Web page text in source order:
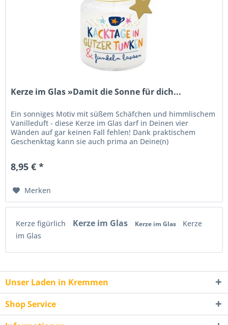
Kerze im Glas »Damit die Sonne für dich...
Ein sonniges Motiv mit süßem Schäfchen und himmlischem
Vanilleduft - diese Kerze im Glas darf in Deinen vier
Wänden auf gar keinen Fall fehlen! Dank praktischem
Geschenktag kann sie auch prima an Deine(n)
8,95 € *
Merken
Kerze figürlich Kerze im Glas Kerze im Glas
Kerze
im Glas
Unser Laden in Kremmen
Shop Service